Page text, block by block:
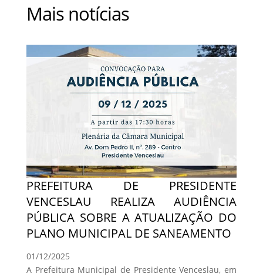
Mais notícias
PREFEITURA DE PRESIDENTE
VENCESLAU REALIZA AUDIÊNCIA
PÚBLICA SOBRE A ATUALIZAÇÃO DO
PLANO MUNICIPAL DE SANEAMENTO
01/12/2025
A Prefeitura Municipal de Presidente Venceslau, em